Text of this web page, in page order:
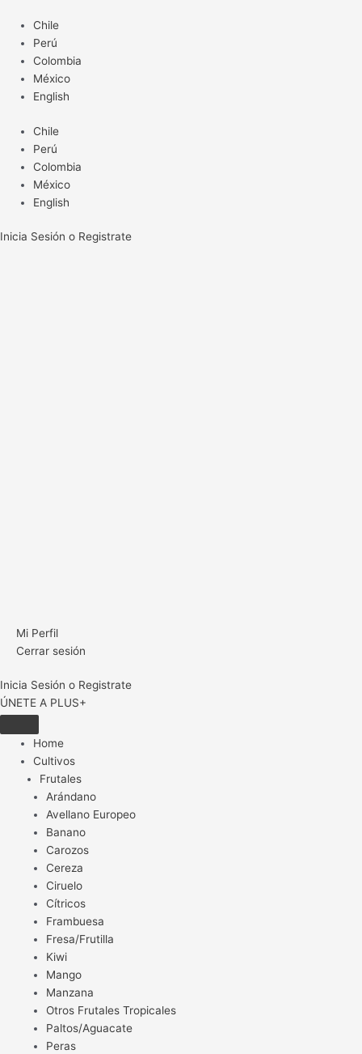
contenido
Chile
Perú
Colombia
México
English
Chile
Perú
Colombia
México
English
Inicia Sesión o Registrate
Mi Perfil
Cerrar sesión
Inicia Sesión o Registrate
ÚNETE A PLUS+
Home
Cultivos
Frutales
Arándano
Avellano Europeo
Banano
Carozos
Cereza
Ciruelo
Cítricos
Frambuesa
Fresa/Frutilla
Kiwi
Mango
Manzana
Otros Frutales Tropicales
Paltos/Aguacate
Peras